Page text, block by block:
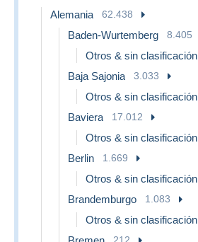
Alemania 62.438
Baden-Wurtemberg 8.405
Otros & sin clasificación
Baja Sajonia 3.033
Otros & sin clasificación
Baviera 17.012
Otros & sin clasificación
Berlin 1.669
Otros & sin clasificación
Brandemburgo 1.083
Otros & sin clasificación